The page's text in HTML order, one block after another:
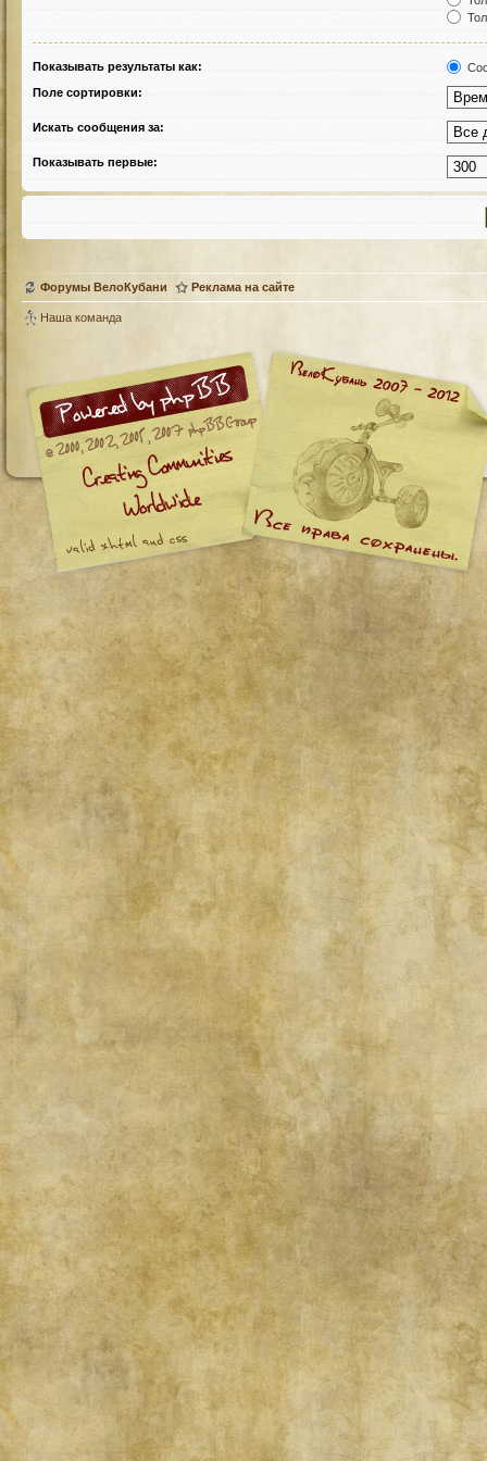
Показывать результаты как:
Поле сортировки:
Искать сообщения за:
Показывать первые:
Форумы ВелоКубани Реклама на сайте
Наша команда